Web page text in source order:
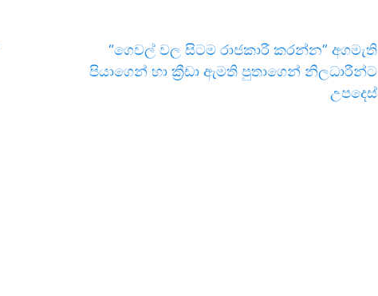
“ගෙවල් වල සිටම රාජකාරී කරන්න” අගමැති
පියාගෙන් හා ක්‍රීඩා ඇමති පුතාගෙන් නිලධාරීන්ට
උපදෙස්